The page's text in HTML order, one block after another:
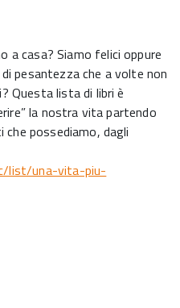
a casa? Siamo felici oppure
pesantezza che a volte non
Questa lista di libri è
la nostra vita partendo
possediamo, dagli
list/una-vita-piu-